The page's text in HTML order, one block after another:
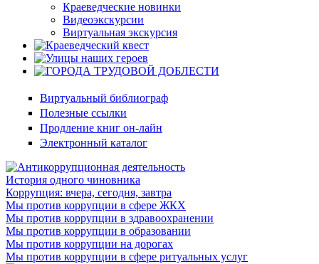
Краеведческие новинки
Видеоэкскурсии
Виртуальная экскурсия
Виртуальный библиограф
Полезные ссылки
Продление книг он-лайн
Электронный каталог
История одного чиновника
Коррупция: вчера, сегодня, завтра
Мы против коррупции в сфере ЖКХ
Мы против коррупции в здравоохранении
Мы против коррупции в образовании
Мы против коррупции на дорогах
Мы против коррупции в сфере ритуальных услуг